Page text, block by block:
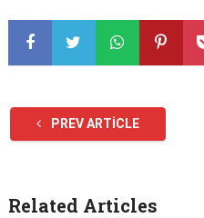
PREV ARTICLE
Related Articles